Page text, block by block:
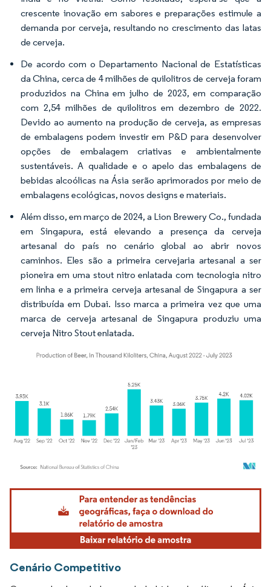
crescente inovação em sabores e preparações estimule a
demanda por cerveja, resultando no crescimento das latas
de cerveja.
De acordo com o Departamento Nacional de Estatísticas
da China, cerca de 4 milhões de quilolitros de cerveja foram
produzidos na China em julho de 2023, em comparação
com 2,54 milhões de quilolitros em dezembro de 2022.
Devido ao aumento na produção de cerveja, as empresas
de embalagens podem investir em P&D para desenvolver
opções de embalagem criativas e ambientalmente
sustentáveis. A qualidade e o apelo das embalagens de
bebidas alcoólicas na Ásia serão aprimorados por meio de
embalagens ecológicas, novos designs e materiais.
Além disso, em março de 2024, a Lion Brewery Co., fundada
em Singapura, está elevando a presença da cerveja
artesanal do país no cenário global ao abrir novos
caminhos. Eles são a primeira cervejaria artesanal a ser
pioneira em uma stout nitro enlatada com tecnologia nitro
em linha e a primeira cerveja artesanal de Singapura a ser
distribuída em Dubai. Isso marca a primeira vez que uma
marca de cerveja artesanal de Singapura produziu uma
cerveja Nitro Stout enlatada.
Imagem © Mordor Intelligence. O reuso requer atribuição conforme CC BY 4.0.
Cenário Competitivo